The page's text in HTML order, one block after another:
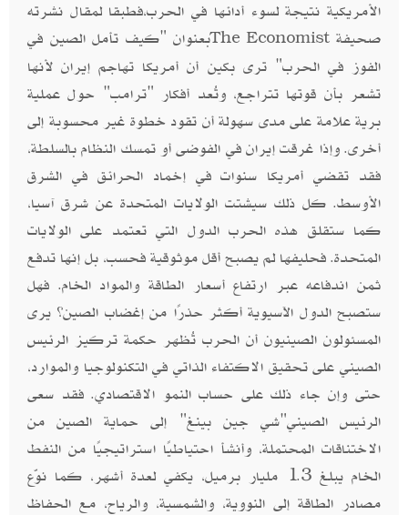
الأمريكية نتيجة لسوء أدائها في الحرب،فطبقا لمقال نشرته
صحيفةThe Economistبعنوان "كيف تأمل الصين في
الفوز في الحرب" ترى بكين أن أمريكا تهاجم إيران لأنها
تشعر بأن قوتها تتراجع، وتُعد أفكار "ترامب" حول عملية
برية علامة على مدى سهولة أن تقود خطوة غير محسوبة إلى
أخرى. وإذا غرقت إيران في الفوضى أو تمسك النظام بالسلطة،
فقد تقضي أمريكا سنوات في إخماد الحرائق في الشرق
الأوسط. كل ذلك سيشتت الولايات المتحدة عن شرق آسيا،
كما ستقلق هذه الحرب الدول التي تعتمد على الولايات
المتحدة. فحليفها لم يصبح أقل موثوقية فحسب، بل إنها تدفع
ثمن اندفاعه عبر ارتفاع أسعار الطاقة والمواد الخام. فهل
ستصبح الدول الآسيوية أكثر حذرًا من إغضاب الصين؟ يرى
المسئولون الصينيون أن الحرب تُظهر حكمة تركيز الرئيس
الصيني على تحقيق الاكتفاء الذاتي في التكنولوجيا والموارد،
حتى وإن جاء ذلك على حساب النمو الاقتصادي. فقد سعى
الرئيس الصيني"شي جين بينغ" إلى حماية الصين من
الاختناقات المحتملة، وأنشأ احتياطيًا استراتيجيًا من النفط
الخام يبلغ 1.3 مليار برميل، يكفي لعدة أشهر، كما نوّع
مصادر الطاقة إلى النووية، والشمسية، والرياح، مع الحفاظ